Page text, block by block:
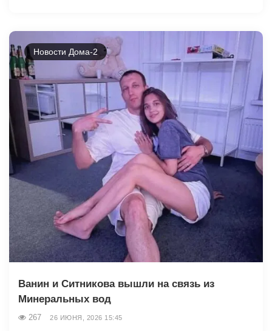
Новости Дома-2
Ванин и Ситникова вышли на связь из
Минеральных вод
267 26 ИЮНЯ, 2026 15:45